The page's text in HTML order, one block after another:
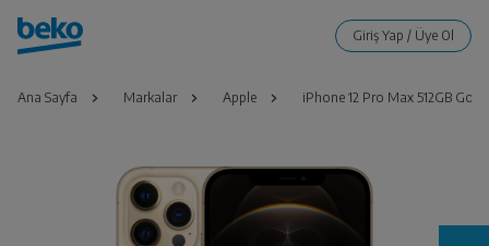
Ana Sayfa Markalar Apple iPhone 12 Pro Max 512GB Gold